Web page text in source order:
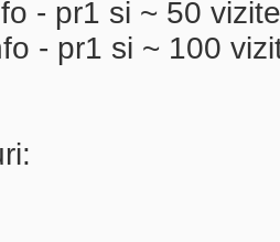
- pr1 si ~ 50
- pr1 si ~ 100